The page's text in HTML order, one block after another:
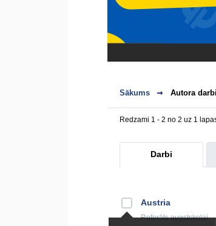
Sākums Autora
Redzami 1 - 2 no 2 uz 1
Darbi
Austria
Referātsaugstskolai